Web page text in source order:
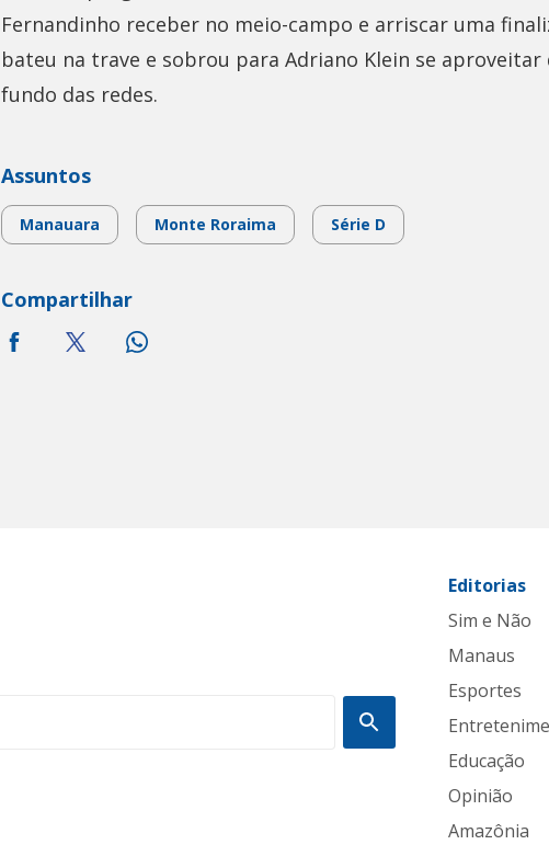
Fernandinho receber no meio-campo e arriscar uma
bateu na trave e sobrou para Adriano Klein se
fundo das redes.
Assuntos
Manauara Monte Roraima Série D
Compartilhar
Editorias
Sim e Não
Manaus
Esportes
Educação
Opinião
Amazônia